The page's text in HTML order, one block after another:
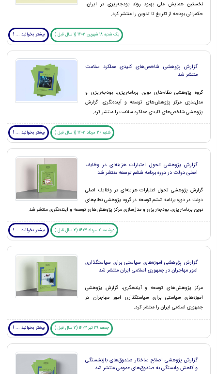
نخستین همایش ملی بهبود روند بودجه‌ریزی در ایران،
حکمرانی بودجه از تفریغ تا تدوین را منتشر کرد.
یک شنبه 18 شهریور 1403 (1 سال قبل ) بیشتر بخوانید ... !
گزارش پژوهشی شاخص‌های کلیدی عملکرد سلامت
منتشر شد
گروه پژوهشی نظام‌های نوین برنامه‌ریزی، بودجه‌ریزی و
مدل‌سازی مرکز پژوهش‌های توسعه و آینده‌نگری، گزارش
پژوهشی شاخص‌های کلیدی عملکرد سلامت را منتشر کرد.
شنبه 20 مرداد 1403 (1 سال قبل ) بیشتر بخوانید ... !
گزارش پژوهشی تحول اعتبارات هزینه‌ای در وظایف
اصلی دولت در دوره برنامه ششم توسعه منتشر شد
گزارش پژوهشی تحول اعتبارات هزینه‌ای در وظایف اصلی
دولت در دوره برنامه ششم توسعه در گروه پژوهشی نظام‌های
نوین برنامه‌ریزی، بودجه‌ریزی و مدل‌سازی مرکز پژوهش‌های توسعه و آینده‌نگری منتشر شد.
دوشنبه 01 مرداد 1403 (2 سال قبل ) بیشتر بخوانید ... !
گزارش پژوهشی آموزه‌های سیاستی برای سیاستگذاری
امور مهاجران در جمهوری اسلامی ایران منتشر شد
مرکز پژوهش‌های توسعه و آینده‌نگری، گزارش پژوهشی
آموزه‌های سیاستی برای سیاستگذاری امور مهاجران در
جمهوری اسلامی ایران را منتشر کرد.
جمعه 29 تیر 1403 (2 سال قبل ) بیشتر بخوانید ... !
گزارش پژوهشی اصلاح ساختار صندوق‌های بازنشستگی
و کاهش وابستگی به صندوق‌های عمومی منتشر شد